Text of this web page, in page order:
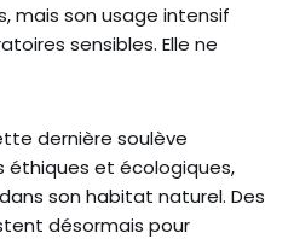
mais son usage intensif
sensibles. Elle ne
dernière soulève
et écologiques,
son habitat naturel. Des
désormais pour